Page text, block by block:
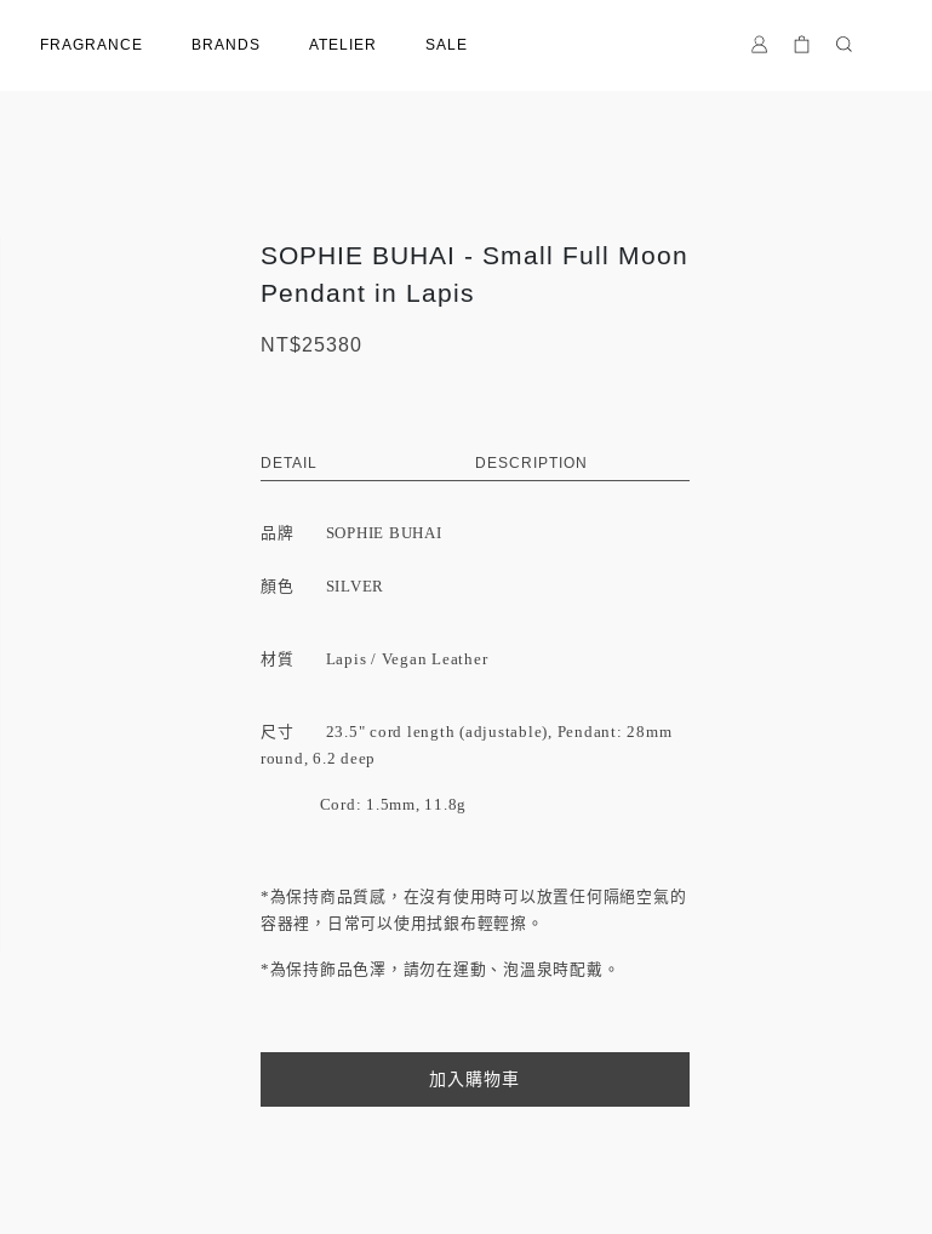
FRAGRANCE BRANDS ATELIER SALE
SOPHIE BUHAI - Small Full Moon
Pendant in Lapis
NT$25380
DETAIL DESCRIPTION
品牌 SOPHIE BUHAI
顏色 SILVER
材質 Lapis / Vegan Leather
尺寸 23.5" cord length (adjustable), Pendant: 28mm
round, 6.2 deep
Cord: 1.5mm, 11.8g
*為保持商品質感，在沒有使用時可以放置任何隔絕空氣的
容器裡，日常可以使用拭銀布輕輕擦。
*為保持飾品色澤，請勿在運動、泡溫泉時配戴。
加入購物車